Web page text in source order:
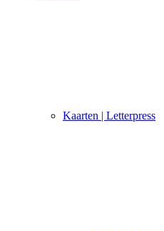
Kaarten | Letterpress